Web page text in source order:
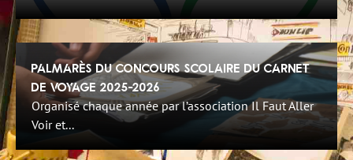
Palmarès du Concours Scolaire du Carnet
de Voyage 2025-2026
Organisé chaque année par l’association Il Faut Aller
Voir et...